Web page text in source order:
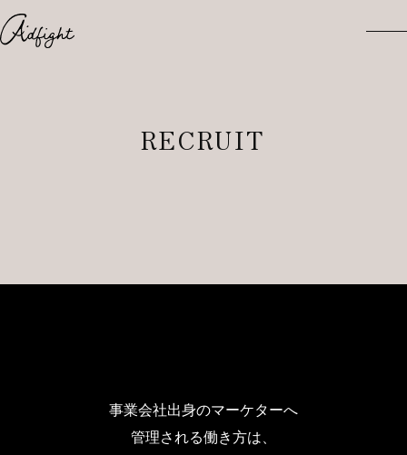
Contact
RECRUIT
事業会社出身のマーケターへ
管理される働き方は、